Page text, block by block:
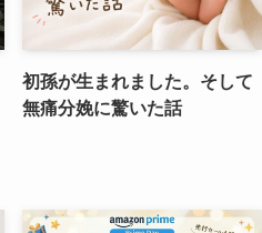
初孫が生まれました。そして
無痛分娩に驚いた話